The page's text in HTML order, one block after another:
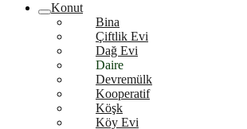
Konut
Bina
Çiftlik Evi
Dağ Evi
Daire
Devremülk
Kooperatif
Köşk
Köy Evi